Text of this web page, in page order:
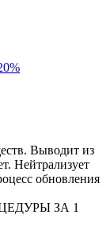
Выводит из
Нейтрализует
обновления
ЗА 1